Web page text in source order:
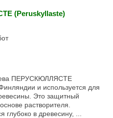
(Peruskyllaste)
ПЕРУСКЮЛЛЯСТЕ
и используется для
Это защитный
растворителя.
в древесину, ...